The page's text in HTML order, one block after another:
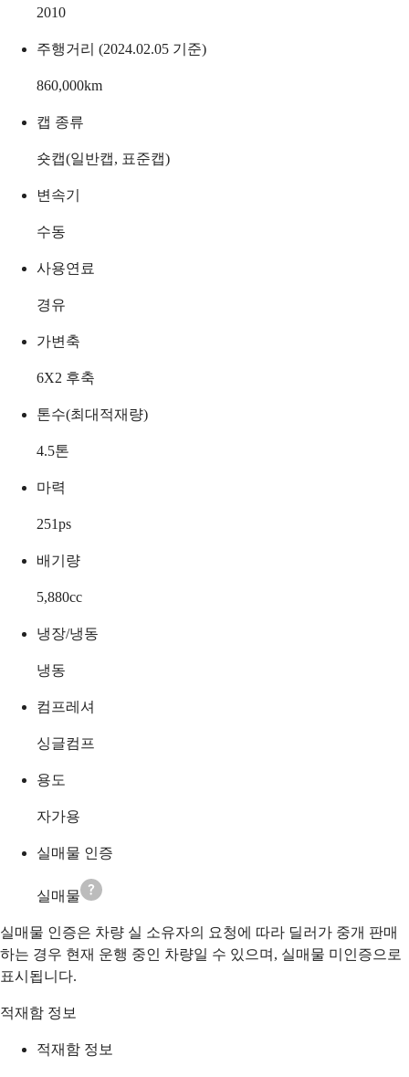
2010
주행거리 (2024.02.05 기준)
860,000km
캡 종류
숏캡(일반캡, 표준캡)
변속기
수동
사용연료
경유
가변축
6X2 후축
톤수(최대적재량)
4.5톤
마력
251ps
배기량
5,880cc
냉장/냉동
냉동
컴프레셔
싱글컴프
용도
자가용
실매물 인증
실매물
실매물 인증은 차량 실 소유자의 요청에 따라 딜러가 중개 판매
하는 경우 현재 운행 중인 차량일 수 있으며, 실매물 미인증으로
표시됩니다.
적재함 정보
적재함 정보